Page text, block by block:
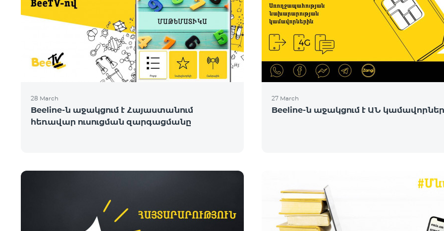
28 March
Beeline-ն աջակցում է Հայաստանում
հեռավար ուսուցման զարգացմանը
27 March
Beeline-ն աջակցում է ԱՆ